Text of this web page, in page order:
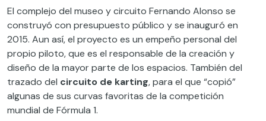
El complejo del museo y circuito Fernando Alonso se
construyó con presupuesto público y se inauguró en
2015. Aun así, el proyecto es un empeño personal del
propio piloto, que es el responsable de la creación y
diseño de la mayor parte de los espacios. También del
trazado del circuito de karting, para el que “copió”
algunas de sus curvas favoritas de la competición
mundial de Fórmula 1.